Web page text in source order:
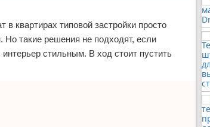
квартирах типовой застройки просто
такие решения не подходят, если
стильным. В ход стоит пустить